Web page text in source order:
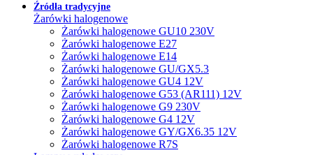
Źródła tradycyjne
Żarówki halogenowe
Żarówki halogenowe GU10 230V
Żarówki halogenowe E27
Żarówki halogenowe E14
Żarówki halogenowe GU/GX5.3
Żarówki halogenowe GU4 12V
Żarówki halogenowe G53 (AR111) 12V
Żarówki halogenowe G9 230V
Żarówki halogenowe G4 12V
Żarówki halogenowe GY/GX6.35 12V
Żarówki halogenowe R7S